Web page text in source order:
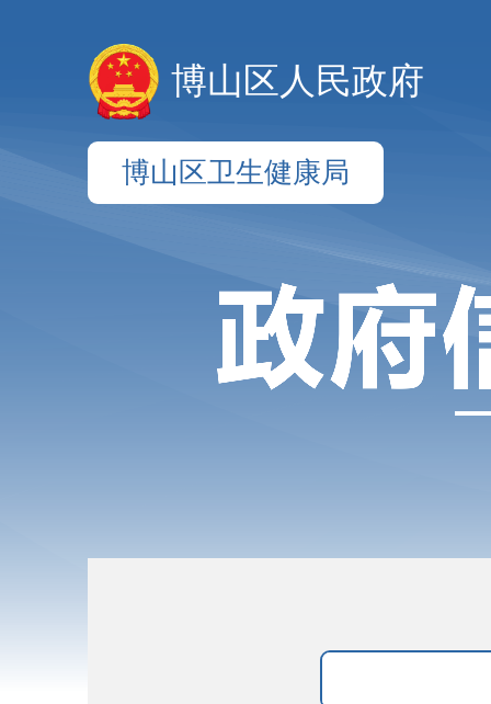
博山区人民政府
博山区卫生健康局